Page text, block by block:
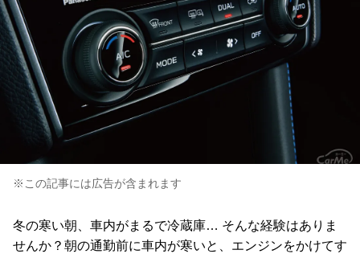
※この記事には広告が含まれます
冬の寒い朝、車内がまるで冷蔵庫… そんな経験はありま
せんか？朝の通勤前に車内が寒いと、エンジンをかけてす